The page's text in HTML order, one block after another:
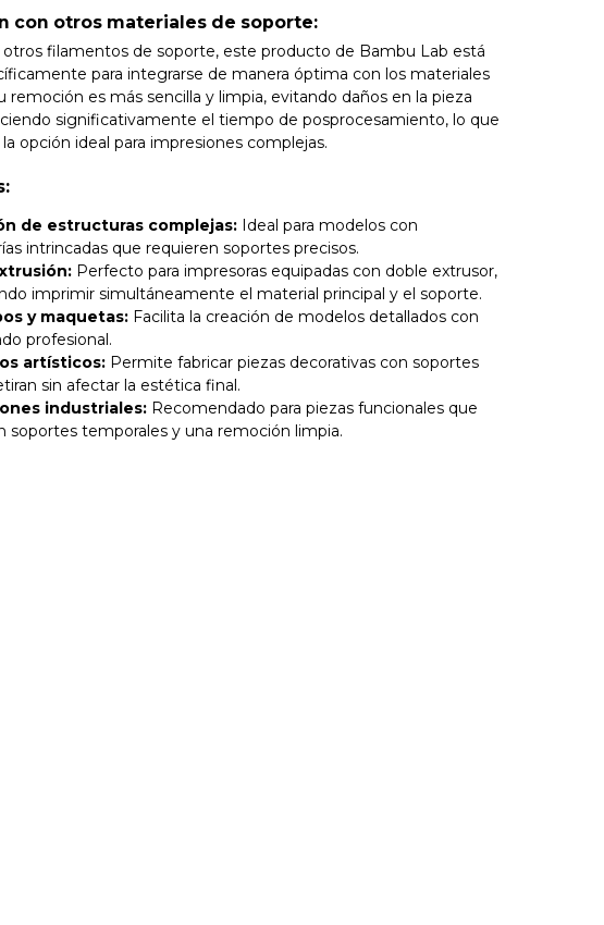
con otros materiales de soporte:
otros filamentos de soporte, este producto de Bambu Lab está
para integrarse de manera óptima con los materiales
remoción es más sencilla y limpia, evitando daños en la pieza
significativamente el tiempo de posprocesamiento, lo que
opción ideal para impresiones complejas.
de estructuras complejas:Ideal para modelos con
intrincadas que requieren soportes precisos.
Perfecto para impresoras equipadas con doble extrusor,
imprimir simultáneamente el material principal y el soporte.
y maquetas:Facilita la creación de modelos detallados con
profesional.
artísticos:Permite fabricar piezas decorativas con soportes
sin afectar la estética final.
industriales:Recomendado para piezas funcionales que
soportes temporales y una remoción limpia.